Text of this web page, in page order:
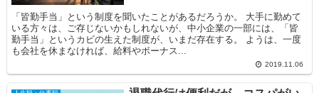
「皆勤手当」という制度を聞いたことがあるだろうか。 大手に勤めて
いる方々は、ご存じないかもしれないが、中小企業の一部には、「皆
勤手当」というカビの生えた制度が、いまだ存在する。 ようは、一度
も会社を休まなければ、給料やボーナス...
2019.11.06